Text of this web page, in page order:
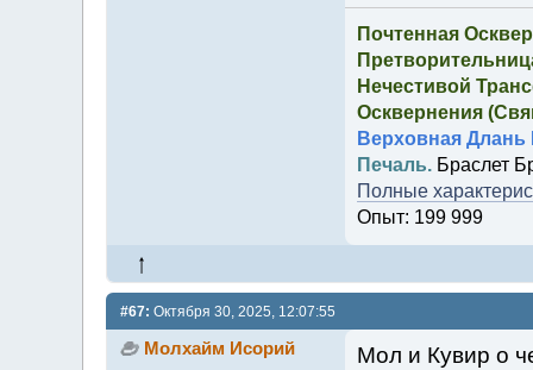
Почтенная
Нечестивой
Осквернения
Верховная Длань
Печаль.Браслет
Полные
Опыт: 199 999
#67: Октября 30, 2025, 12:07:55
Молхайм Исорий
Мол и Кувир о